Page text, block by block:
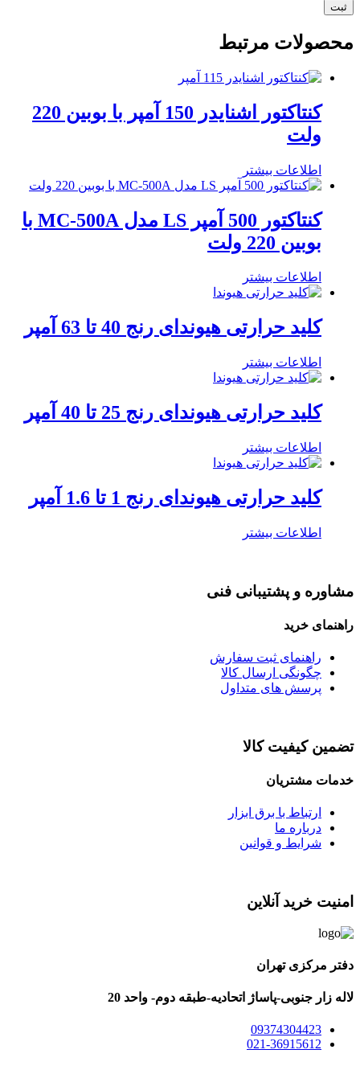
محصولات مرتبط
کنتاکتور اشنایدر 150 آمپر با بوبین 220
ولت
اطلاعات بیشتر
کنتاکتور 500 آمپر LS مدل MC-500A با
بوبین 220 ولت
اطلاعات بیشتر
کلید حرارتی هیوندای رنج 40 تا 63 آمپر
اطلاعات بیشتر
کلید حرارتی هیوندای رنج 25 تا 40 آمپر
اطلاعات بیشتر
کلید حرارتی هیوندای رنج 1 تا 1.6 آمپر
اطلاعات بیشتر
مشاوره و پشتیبانی فنی
راهنمای خرید
راهنمای ثبت سفارش
چگونگی ارسال کالا
پرسش های متداول
تضمین کیفیت کالا
خدمات مشتریان
ارتباط با برق ابزار
درباره ما
شرایط و قوانین
امنیت خرید آنلاین
دفتر مرکزی تهران
لاله زار جنوبی-پاساژ اتحادیه-طبقه دوم- واحد 20
09374304423
021-36915612